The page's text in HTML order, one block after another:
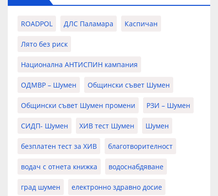
ROADPOL ДЛС Паламара Каспичан
Лято без риск
Национална АНТИСПИН кампания
ОДМВР – Шумен Общински съвет Шумен
Общински съвет Шумен промени РЗИ – Шумен
СИДП- Шумен ХИВ тест Шумен Шумен
безплатен тест за ХИВ благотворителност
водач с отнета книжка водоснабдяване
град шумен електронно здравно досие